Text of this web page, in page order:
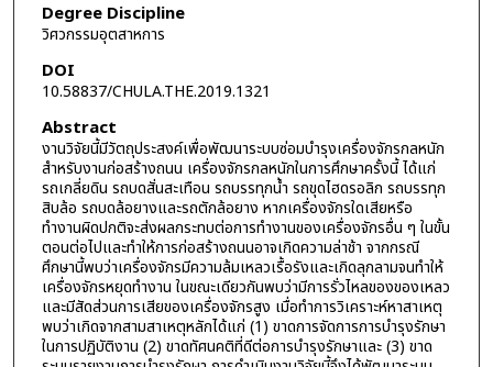
Degree Discipline
วิศวกรรมอุตสาหการ
DOI
10.58837/CHULA.THE.2019.1321
Abstract
งานวิจัยนี้มีวัตถุประสงค์เพื่อพัฒนาระบบซ่อมบำรุงเครื่องจักรกลหนัก
สำหรับงานก่อสร้างถนน เครื่องจักรกลหนักในการศึกษาครั้งนี้ ได้แก่
รถเกลี่ยดิน รถบดสั่นสะเทือน รถบรรทุกน้ำ รถขุดไฮดรอลิก รถบรรทุก
สิบล้อ รถบดล้อยางและรถตักล้อยาง หากเครื่องจักรใดเสียหรือ
ทำงานผิดปกติจะส่งผลกระทบต่อการทำงานของเครื่องจักรอื่น ๆ ในขั้น
ตอนต่อไปและทำให้การก่อสร้างถนนอาจเกิดความล่าช้า จากกรณี
ศึกษานี้พบว่าเครื่องจักรมีความล้มเหลวเรื้อรังและเกิดลุกลามจนทำให้
เครื่องจักรหยุดทำงาน ในขณะเดียวกันพบว่ามีการรั่วไหลของของเหลว
และมีสัดส่วนการเสียของเครื่องจักรสูง เมื่อทำการวิเคราะห์หาสาเหตุ
พบว่าเกิดจากสามสาเหตุหลักได้แก่ (1) ขาดการจัดการการบำรุงรักษา
ในการปฏิบัติงาน (2) ขาดทัศนคติที่ดีต่อการบำรุงรักษาและ (3) ขาด